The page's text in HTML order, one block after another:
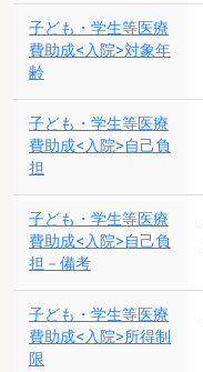
子ども・学生等医療
費助成<入院>対象年
齢
子ども・学生等医療
費助成<入院>自己負
担
子ども・学生等医療
費助成<入院>自己負
担－備考
子ども・学生等医療
費助成<入院>所得制
限